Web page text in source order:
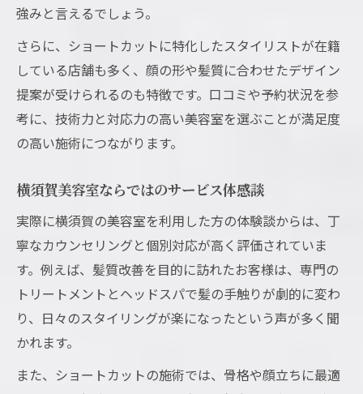
強みと言えるでしょう。
さらに、ショートカットに特化したスタイリストが在籍
している店舗も多く、顔の形や髪質に合わせたデザイン
提案が受けられるのも特徴です。口コミや予約状況を参
考に、技術力と対応力の高い美容室を選ぶことが満足度
の高い施術につながります。
横須賀美容室ならではのサービス体感談
実際に横須賀の美容室を利用した方の体験談からは、丁
寧なカウンセリングと個別対応が高く評価されていま
す。例えば、髪質改善を目的に訪れたお客様は、専門の
トリートメントとヘッドスパで髪の手触りが劇的に変わ
り、日々のスタイリングが楽になったという声が多く聞
かれます。
また、ショートカットの施術では、骨格や顔立ちに最適